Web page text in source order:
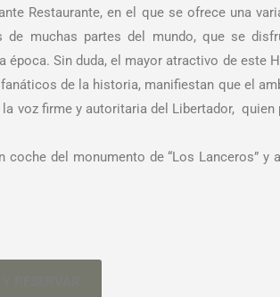
Restaurante, en el que se ofrece una
muchas partes del mundo, que se
Sin duda, el mayor atractivo de este
de la historia, manifiestan que el
voz firme y autoritaria del Libertador, quien
del monumento de “Los Lanceros” y